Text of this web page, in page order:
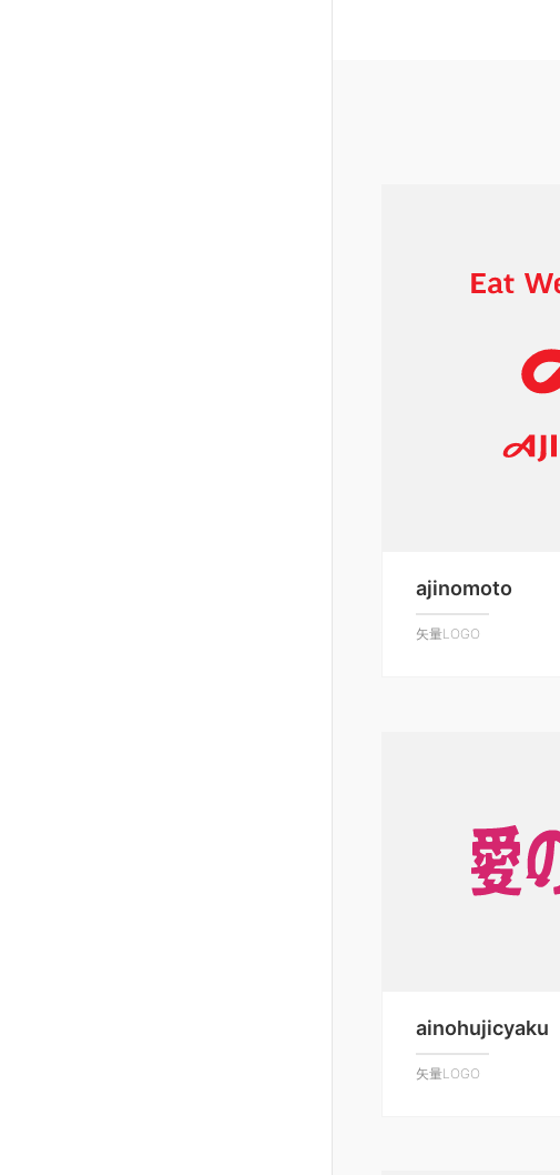
ajinomoto
矢量LOGO
ainohujicyaku
矢量LOGO